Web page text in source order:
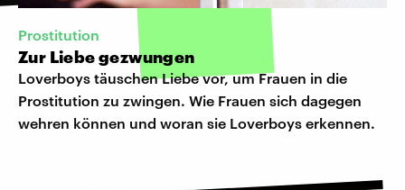
Prostitution
Zur Liebe gezwungen
Loverboys täuschen Liebe vor, um Frauen in die
Prostitution zu zwingen. Wie Frauen sich dagegen
wehren können und woran sie Loverboys erkennen.